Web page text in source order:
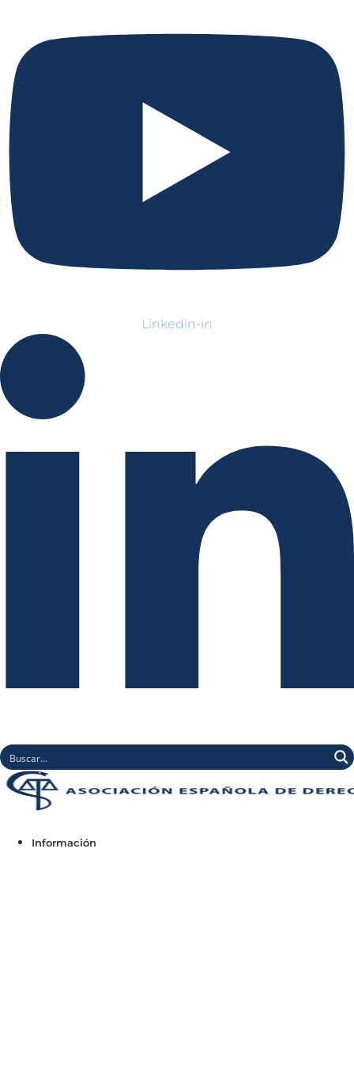
Linkedin-in
Información